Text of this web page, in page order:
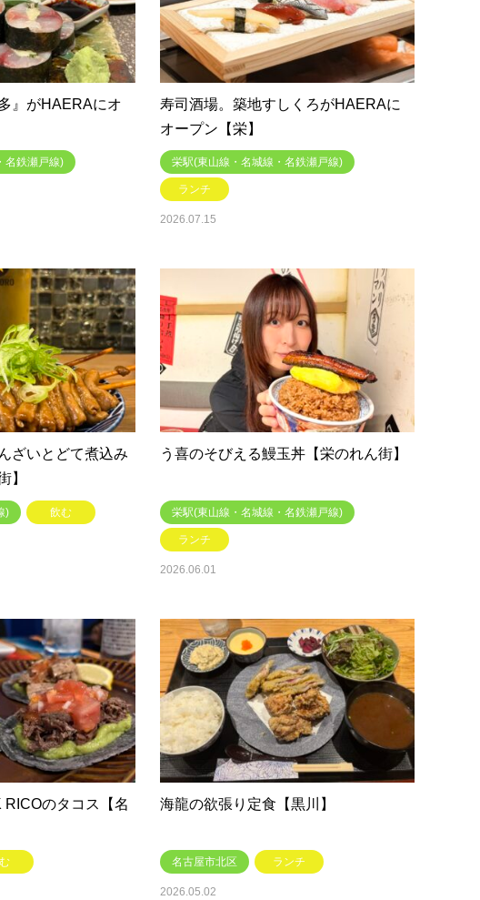
』がHAERAにオ
名鉄瀬戸線)
寿司酒場。築地すしくろがHAERAに
オープン【栄】
栄駅(東山線・名城線・名鉄瀬戸線)
ランチ
2026.07.15
ざいとどて煮込み
】
) 飲む
う喜のそびえる鰻玉丼【栄のれん街】
栄駅(東山線・名城線・名鉄瀬戸線)
ランチ
2026.06.01
のタコス【名
海龍の欲張り定食【黒川】
名古屋市北区 ランチ
2026.05.02